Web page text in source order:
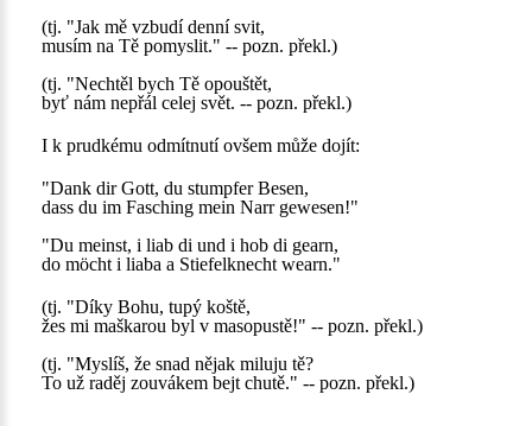
(tj. "Jak mě vzbudí denní svit,
musím na Tě pomyslit." -- pozn. překl.)
(tj. "Nechtěl bych Tě opouštět,
byť nám nepřál celej svět. -- pozn. překl.)
I k prudkému odmítnutí ovšem může dojít:
"Dank dir Gott, du stumpfer Besen,
dass du im Fasching mein Narr gewesen!"
"Du meinst, i liab di und i hob di gearn,
do möcht i liaba a Stiefelknecht wearn."
(tj. "Díky Bohu, tupý koště,
žes mi maškarou byl v masopustě!" -- pozn. překl.)
(tj. "Myslíš, že snad nějak miluju tě?
To už raděj zouvákem bejt chutě." -- pozn. překl.)